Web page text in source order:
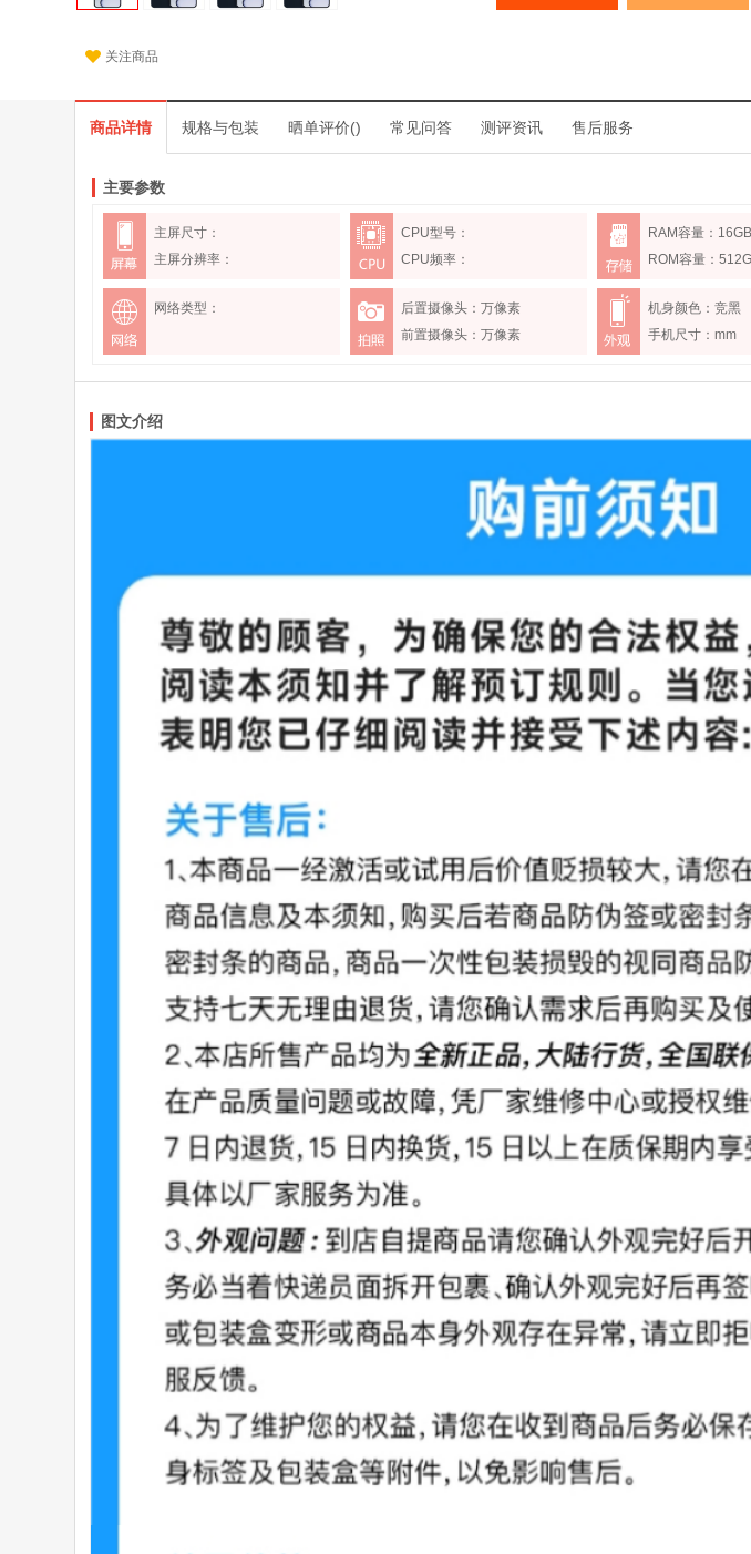
关注商品
商品详情 规格与包装 晒单评价() 常见问答 测评资讯 售后服务
主要参数
主屏尺寸：
主屏分辨率：
CPU型号：
CPU频率：
RAM容量：16GB
ROM容量：
网络类型：
后置摄像头：万像素
前置摄像头：万像素
机身颜色：竞黑
手机尺寸：mm
图文介绍